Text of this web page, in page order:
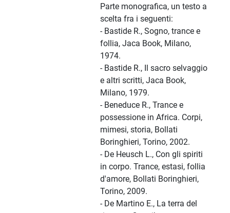
Parte monografica, un testo a
scelta fra i seguenti:
- Bastide R., Sogno, trance e
follia, Jaca Book, Milano,
1974.
- Bastide R., Il sacro selvaggio
e altri scritti, Jaca Book,
Milano, 1979.
- Beneduce R., Trance e
possessione in Africa. Corpi,
mimesi, storia, Bollati
Boringhieri, Torino, 2002.
- De Heusch L., Con gli spiriti
in corpo. Trance, estasi, follia
d'amore, Bollati Boringhieri,
Torino, 2009.
- De Martino E., La terra del